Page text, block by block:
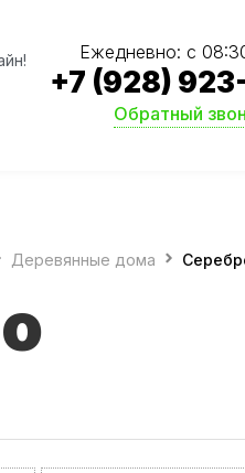
Ежедневно: с
+7 (928)
Обратный
Деревянные дома